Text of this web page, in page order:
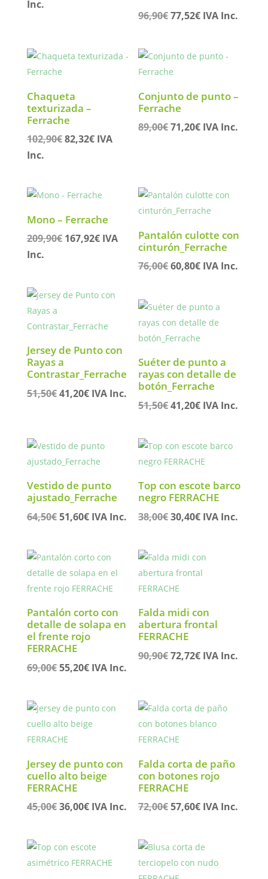
96,72€.
Inc.
96,90€El
era:
96,90€.
77,52€El
es:
IVA Inc.
Chaqueta
texturizada –
Ferrache
102,90€El
102,90€.
82,32€El
82,32€.
IVA
Inc.
Conjunto de punto –
Ferrache
89,00€El
89,00€.
71,20€ElIVA Inc.
Mono – Ferrache
209,90€ El
209,90€.
167,92€El
167,92€.
IVA
Inc.
Pantalón culotte con
cinturón_Ferrache
76,00€El
era:
76,00€.
60,80€El
es:
60,80€.
IVA Inc.
Jersey de Punto con
Rayas a
Contrastar_Ferrache
51,50€El
era:
51,50€.
41,20€El
41,20€.
IVA Inc.
Suéter de punto a
rayas con detalle de
botón_Ferrache
51,50€El
era:
51,50€.
41,20€El
es:
41,20€.
IVA Inc.
Vestido de punto
ajustado_Ferrache
64,50€El
era:
64,50€.
51,60€El
es:
51,60€.
IVA Inc.
Top con escote barco
negro FERRACHE
38,00€El
era:
38,00€.
30,40€El
es:
30,40€.
IVA Inc.
Pantalón corto con
detalle de solapa en
el frente rojo
FERRACHE
69,00€El
era:
69,00€.
55,20€El
es:
55,20€.
IVA Inc.
Falda midi con
abertura frontal
FERRACHE
90,90€El
90,90€.
72,72€El
72,72€.
IVA Inc.
Jersey de punto con
cuello alto beige
FERRACHE
45,00€El
era:
45,00€.
36,00€El
es:
36,00€.
IVA Inc.
Falda corta de paño
con botones rojo
FERRACHE
72,00€El
era:
72,00€.
57,60€El
es:
57,60€.
IVA Inc.